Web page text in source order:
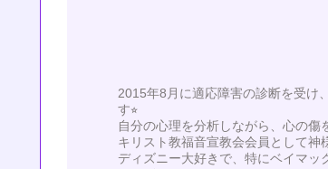
2015年8月に適応障害の診断を受け
す⭐︎
自分の心理を分析しながら、心の傷
キリスト教福音宣教会会員として
ディズニー大好きで、特にベイマッ